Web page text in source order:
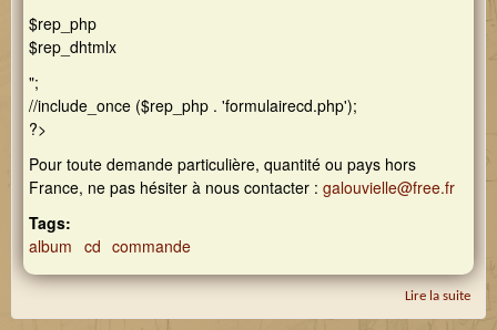
$rep_php
$rep_dhtmlx
";
//include_once ($rep_php . 'formulairecd.php');
?>
Pour toute demande particulière, quantité ou pays hors
France, ne pas hésiter à nous contacter : galouvielle@free.fr
Tags:
album cd commande
Lire la suitede